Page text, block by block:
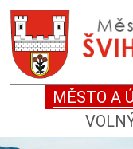
MĚSTO A